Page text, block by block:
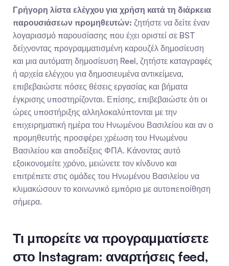
Γρήγορη λίστα ελέγχου για χρήση κατά τη διάρκεια
παρουσιάσεων προμηθευτών: ζητήστε να δείτε έναν
λογαριασμό παρουσίασης που έχει οριστεί σε BST
δείχνοντας προγραμματισμένη καρουζέλ δημοσίευση
και μια αυτόματη δημοσίευση Reel, ζητήστε καταγραφές
ή αρχεία ελέγχου για δημοσιευμένα αντικείμενα,
επιβεβαιώστε πόσες θέσεις εργασίας και βήματα
έγκρισης υποστηρίζονται. Επίσης, επιβεβαιώστε ότι οι
ώρες υποστήριξης αλληλοκαλύπτονται με την
επιχειρηματική ημέρα του Ηνωμένου Βασιλείου και αν ο
προμηθευτής προσφέρει χρέωση του Ηνωμένου
Βασιλείου και αποδείξεις ΦΠΑ. Κάνοντας αυτό
εξοικονομείτε χρόνο, μειώνετε τον κίνδυνο και
επιτρέπετε στις ομάδες του Ηνωμένου Βασιλείου να
κλιμακώσουν το κοινωνικό εμπόριο με αυτοπεποίθηση
σήμερα.
Τι μπορείτε να προγραμματίσετε
στο Instagram: αναρτήσεις feed,